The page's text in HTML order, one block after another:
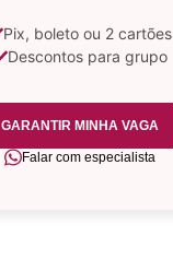
Pix, boleto ou 2 cartões
Descontos para grupo
GARANTIR MINHA VAGA
Falar com especialista